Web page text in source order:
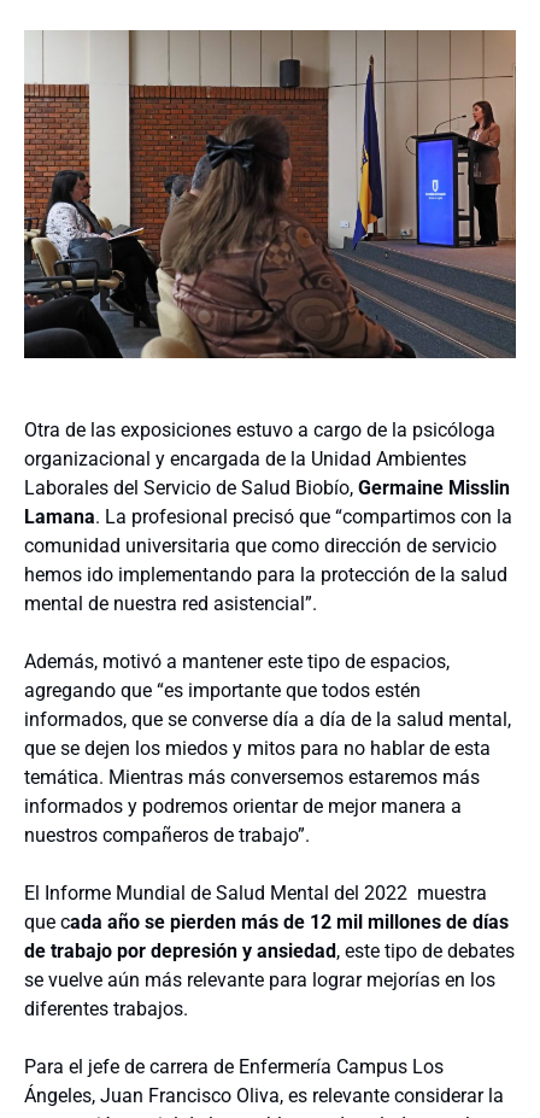
Otra de las exposiciones estuvo a cargo de la psicóloga
organizacional y encargada de la Unidad Ambientes
Laborales del Servicio de Salud Biobío, Germaine Misslin
Lamana. La profesional precisó que “compartimos con la
comunidad universitaria que como dirección de servicio
hemos ido implementando para la protección de la salud
mental de nuestra red asistencial”.
Además, motivó a mantener este tipo de espacios,
agregando que “es importante que todos estén
informados, que se converse día a día de la salud mental,
que se dejen los miedos y mitos para no hablar de esta
temática. Mientras más conversemos estaremos más
informados y podremos orientar de mejor manera a
nuestros compañeros de trabajo”.
El Informe Mundial de Salud Mental del 2022 muestra
que cada año se pierden más de 12 mil millones de días
de trabajo por depresión y ansiedad, este tipo de debates
se vuelve aún más relevante para lograr mejorías en los
diferentes trabajos.
Para el jefe de carrera de Enfermería Campus Los
Ángeles, Juan Francisco Oliva, es relevante considerar la